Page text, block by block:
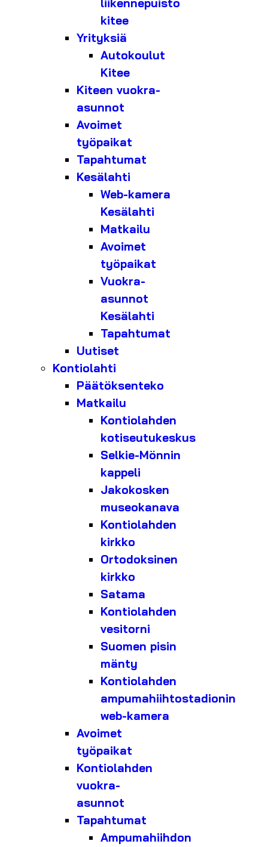
liikennepuisto
kitee
Yrityksiä
Autokoulut
Kitee
Kiteen vuokra-
asunnot
Avoimet
työpaikat
Tapahtumat
Kesälahti
Web-kamera
Kesälahti
Matkailu
Avoimet
työpaikat
Vuokra-
asunnot
Kesälahti
Tapahtumat
Uutiset
Kontiolahti
Päätöksenteko
Matkailu
Kontiolahden
kotiseutukeskus
Selkie-Mönnin
kappeli
Jakokosken
museokanava
Kontiolahden
kirkko
Ortodoksinen
kirkko
Satama
Kontiolahden
vesitorni
Suomen pisin
mänty
Kontiolahden
ampumahiihtostadionin
web-kamera
Avoimet
työpaikat
Kontiolahden
vuokra-
asunnot
Tapahtumat
Ampumahiihdon